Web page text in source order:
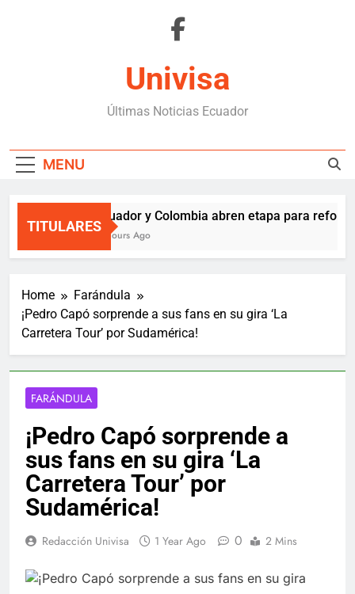
Univisa
Últimas Noticias Ecuador
MENU
TITULARES
Ecuador y Colombia abren etapa para
4 Hours Ago
Home
Farándula
¡Pedro Capó sorprende a sus fans en su gira ‘La
Carretera Tour’ por Sudamérica!
FARÁNDULA
¡Pedro Capó sorprende a
sus fans en su gira ‘La
Carretera Tour’ por
Sudamérica!
Redacción Univisa 1 Year Ago 0 2 Mins